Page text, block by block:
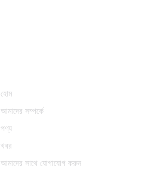
হোম
আমাদের সম্পর্কে
পণ্য
খবর
আমাদের সাথে যোগাযোগ করুন